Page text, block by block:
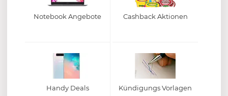
Notebook Angebote Cashback Aktionen
Handy Deals Kündigungs Vorlagen